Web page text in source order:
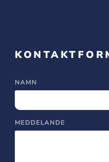
NAMN
MEDDELANDE